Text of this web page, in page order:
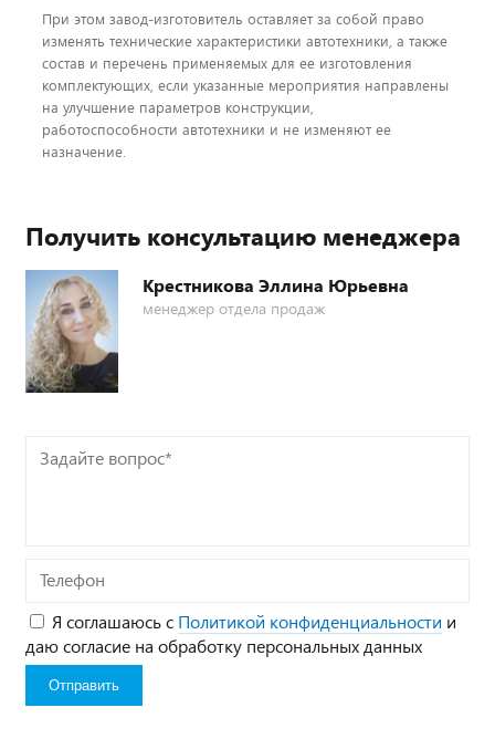
При этом завод-изготовитель оставляет за собой право
изменять технические характеристики автотехники, а также
состав и перечень применяемых для ее изготовления
комплектующих, если указанные мероприятия направлены
на улучшение параметров конструкции,
работоспособности автотехники и не изменяют ее
назначение.
Получить консультацию менеджера
Крестникова Эллина Юрьевна
менеджер отдела продаж
Задайте
Телефон
Я соглашаюсь с Политикой конфиденциальности и
даю согласие на обработку персональных данных